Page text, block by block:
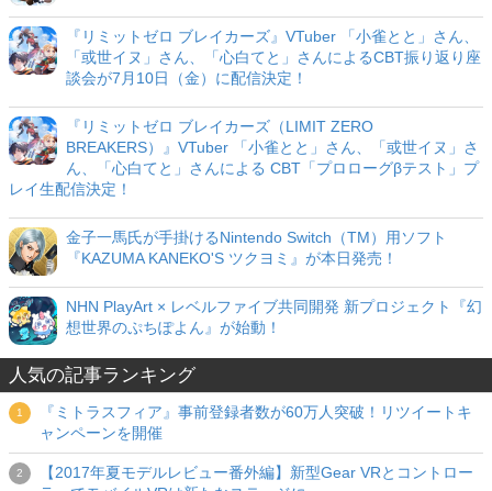
『リミットゼロ ブレイカーズ』VTuber 「小雀とと」さん、
「或世イヌ」さん、「心白てと」さんによるCBT振り返り座
談会が7月10日（金）に配信決定！
『リミットゼロ ブレイカーズ（LIMIT ZERO
BREAKERS）』VTuber 「小雀とと」さん、「或世イヌ」さ
ん、「心白てと」さんによる CBT「プロローグβテスト」プ
レイ生配信決定！
金子一馬氏が手掛けるNintendo Switch（TM）用ソフト
『KAZUMA KANEKO'S ツクヨミ』が本日発売！
NHN PlayArt × レベルファイブ共同開発 新プロジェクト『幻
想世界のぷちぽよん』が始動！
人気の記事ランキング
『ミトラスフィア』事前登録者数が60万人突破！リツイートキ
ャンペーンを開催
【2017年夏モデルレビュー番外編】新型Gear VRとコントロー